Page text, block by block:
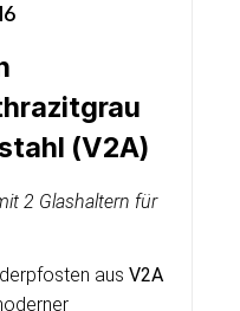
(V2A)
2 Glashaltern für
aus V2A